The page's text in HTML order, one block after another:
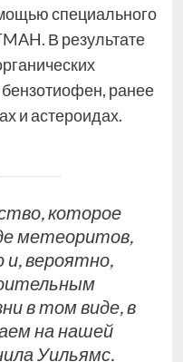
специального
В результате
ранее
и астероидах.
которое
метеоритов,
и, вероятно,
в том виде, в
на нашей
Уильямс.